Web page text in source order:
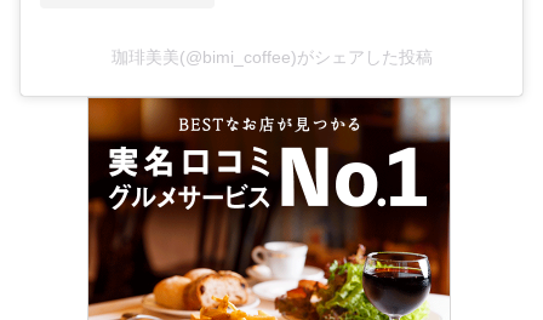
珈琲美美(@bimi_coffee)がシェアした投稿